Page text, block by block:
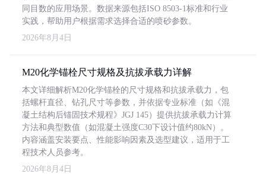
同目数的应用场景。数据来源包括ISO 8503-1标准和行业
实践，帮助用户根据需求选择合适的喷砂参数。
2026年8月4日
M20化学锚栓尺寸规格及抗拔承载力详解
本文详细解析M20化学锚栓的尺寸规格和抗拔承载力，包
括螺杆直径、钻孔尺寸等参数，并依据专业标准（如《混
凝土结构后锚固技术规程》JGJ 145）提供抗拔承载力计算
方法和典型数值（如混凝土强度C30下设计值约80kN）。
内容涵盖安装要点、性能影响因素及选型建议，适用于工
程技术人员参考。
2026年8月4日